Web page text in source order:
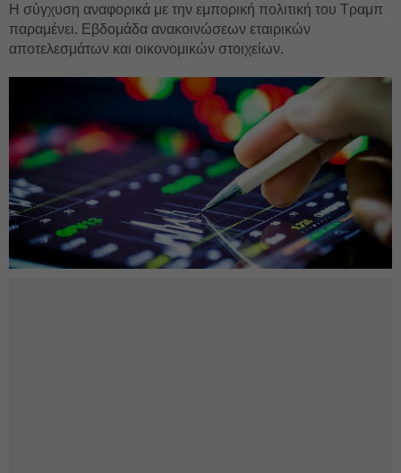
Η σύγχυση αναφορικά με την εμπορική πολιτική του Τραμπ
παραμένει. Εβδομάδα ανακοινώσεων εταιρικών
αποτελεσμάτων και οικονομικών στοιχείων.